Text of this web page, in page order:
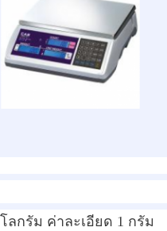
ลกรัม ค่าละเอียด 1 กรัม